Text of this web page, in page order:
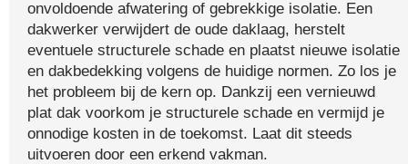
onvoldoende afwatering of gebrekkige isolatie. Een
dakwerker verwijdert de oude daklaag, herstelt
eventuele structurele schade en plaatst nieuwe isolatie
en dakbedekking volgens de huidige normen. Zo los je
het probleem bij de kern op. Dankzij een vernieuwd
plat dak voorkom je structurele schade en vermijd je
onnodige kosten in de toekomst. Laat dit steeds
uitvoeren door een erkend vakman.